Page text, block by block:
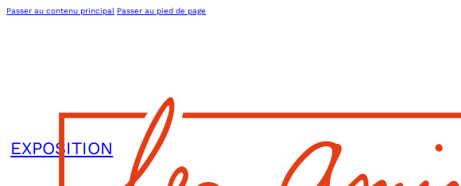
Passer au contenu principal Passer au pied de page
EXPOSITION